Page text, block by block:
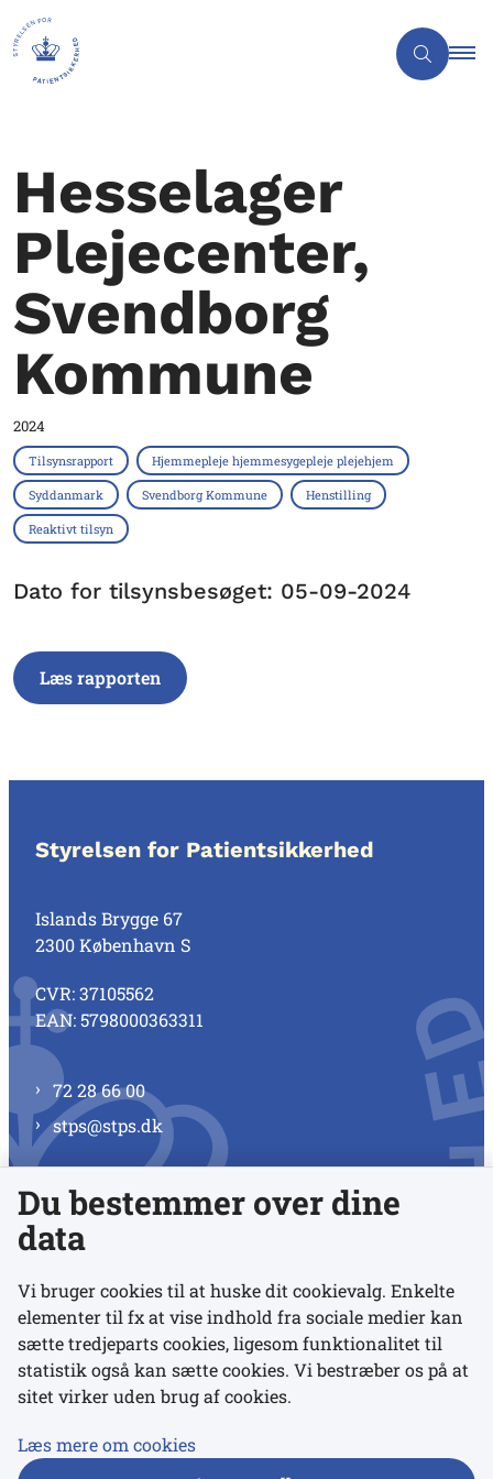
Hesselager
Plejecenter,
Svendborg
Kommune
2024
Tilsynsrapport Hjemmepleje hjemmesygepleje plejehjem
Syddanmark Svendborg Kommune Henstilling
Reaktivt tilsyn
Dato for tilsynsbesøget: 05-09-2024
Læs rapporten
Styrelsen for Patientsikkerhed
Islands Brygge 67
2300 København S
CVR: 37105562
EAN: 5798000363311
72 28 66 00
stps@stps.dk
Se alle kontaktnumre
Links
Udgivelser
Du bestemmer over dine
data
Vi bruger cookies til at huske dit cookievalg. Enkelte
elementer til fx at vise indhold fra sociale medier kan
sætte tredjeparts cookies, ligesom funktionalitet til
statistik også kan sætte cookies. Vi bestræber os på at
sitet virker uden brug af cookies.
Læs mere om cookies